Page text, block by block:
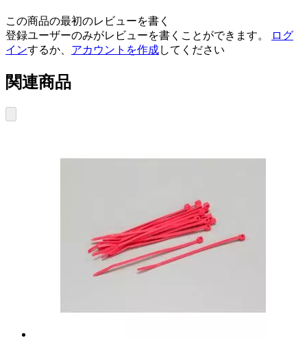
この商品の最初のレビューを書く
登録ユーザーのみがレビューを書くことができます。
ログ
インするか、 アカウントを作成してください
関連商品